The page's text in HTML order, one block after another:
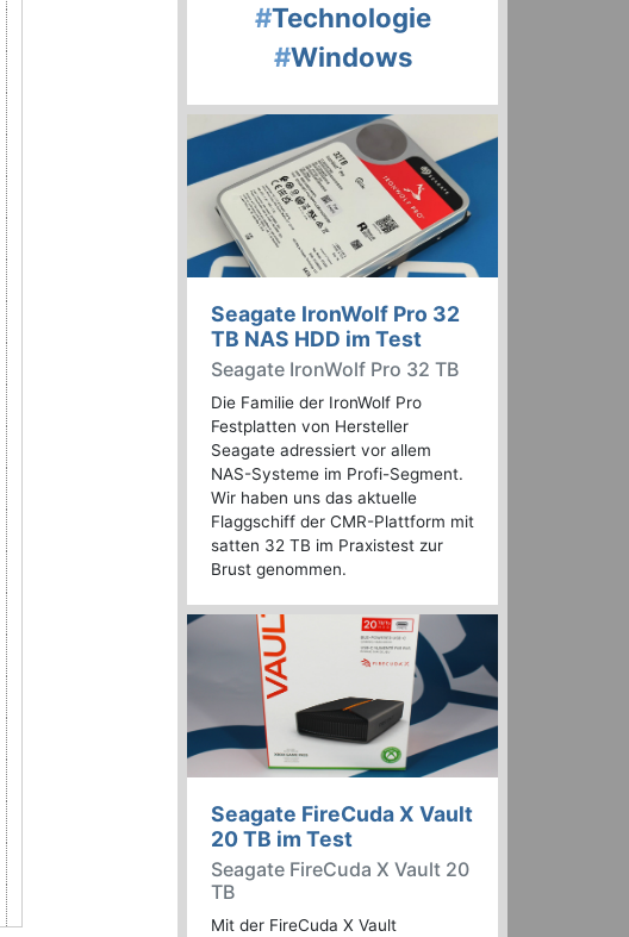
#Technologie
#Windows
Seagate IronWolf Pro 32
TB NAS HDD im Test
Seagate IronWolf Pro 32 TB
Die Familie der IronWolf Pro
Festplatten von Hersteller
Seagate adressiert vor allem
NAS-Systeme im Profi-Segment.
Wir haben uns das aktuelle
Flaggschiff der CMR-Plattform mit
satten 32 TB im Praxistest zur
Brust genommen.
Seagate FireCuda X Vault
20 TB im Test
Seagate FireCuda X Vault 20
TB
Mit der FireCuda X Vault